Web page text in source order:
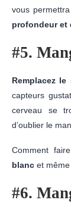
vous
profondeur et
#5.
Remplacez le
capteurs
cerveau se
d’oublier le
Comment
blanc et
#6.